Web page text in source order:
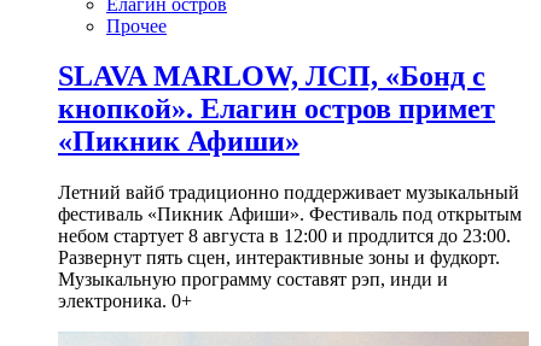
Прочее
SLAVA MARLOW, ЛСП, «Бонд с
кнопкой». Елагин остров примет
«Пикник Афиши»
Летний вайб традиционно поддерживает музыкальный
фестиваль «Пикник Афиши». Фестиваль под открытым
небом стартует 8 августа в 12:00 и продлится до 23:00.
Развернут пять сцен, интерактивные зоны и фудкорт.
Музыкальную программу составят рэп, инди и
электроника. 0+